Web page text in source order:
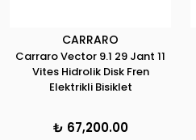
CARRARO
Carraro Vector 9.1 29 Jant 11
Vites Hidrolik Disk Fren
Elektrikli Bisiklet
₺ 67,200.00